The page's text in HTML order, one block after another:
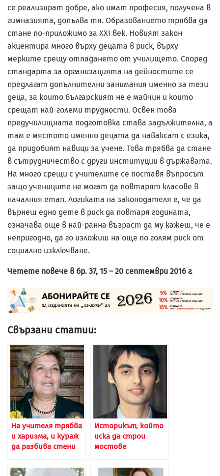
се реализират добре, ако имат професия, получена в
гимназията, допълва тя. Образованието трябва да
стане по-приложимо за XXI век. Новият закон
акцентира много върху децата в риск, върху
мерките срещу отпадането от училището. Според
стандарта за организацията на дейностите се
предлагат допълнителни занимания именно за тези
деца, за които българският не е майчин и които
срещат най-големи трудности. Освен това
предучилищната подготовка става задължителна, а
там е мястото именно децата да наваксат с езика,
да придобият навици за учене. Това трябва да стане
в сътрудничество с други институции в държавата.
На много срещи с учителите се поставя въпросът
защо учениците не могат да повтарят класове в
началния етап. Логиката на законодателя е, че да
върнеш едно дете в риск да повтаря годината,
означава още в най-ранна възраст да му кажеш, че е
непригодно, да го изложиш на още по голям риск от
социално изключване.
Четете повече в бр. 37, 15 – 20 септември 2016 г.
Свързани статии:
На учителя трябва
и харизма, и кураж
да разбива стени
Историкът, който
иска да строи
мостове